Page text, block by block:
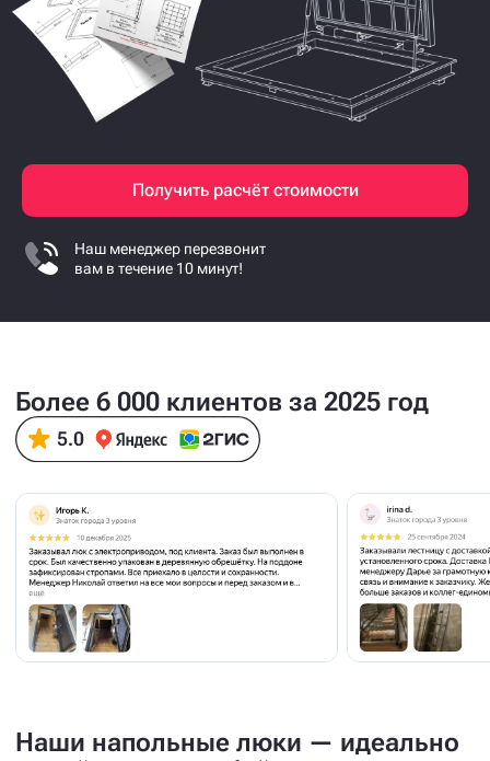
Получить расчёт стоимости
Наш менеджер перезвонит
вам в течение 10 минут!
Более 6 000 клиентов за 2025 год
Наши напольные люки — идеально